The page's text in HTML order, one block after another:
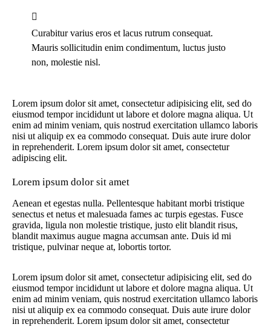
Curabitur varius eros et lacus rutrum consequat.
Mauris sollicitudin enim condimentum, luctus justo
non, molestie nisl.
Lorem ipsum dolor sit amet, consectetur adipisicing elit, sed do
eiusmod tempor incididunt ut labore et dolore magna aliqua. Ut
enim ad minim veniam, quis nostrud exercitation ullamco laboris
nisi ut aliquip ex ea commodo consequat. Duis aute irure dolor
in reprehenderit. Lorem ipsum dolor sit amet, consectetur
adipiscing elit.
Lorem ipsum dolor sit amet
Aenean et egestas nulla. Pellentesque habitant morbi tristique
senectus et netus et malesuada fames ac turpis egestas. Fusce
gravida, ligula non molestie tristique, justo elit blandit risus,
blandit maximus augue magna accumsan ante. Duis id mi
tristique, pulvinar neque at, lobortis tortor.
Lorem ipsum dolor sit amet, consectetur adipisicing elit, sed do
eiusmod tempor incididunt ut labore et dolore magna aliqua. Ut
enim ad minim veniam, quis nostrud exercitation ullamco laboris
nisi ut aliquip ex ea commodo consequat. Duis aute irure dolor
in reprehenderit. Lorem ipsum dolor sit amet, consectetur